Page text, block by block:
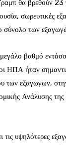
θα βρεθούν 23
σωρευτικές
των
βαθμό
ΗΠΑ ήταν
των εξαγωγων,
Ανάλυσης
τις υψηλότερες